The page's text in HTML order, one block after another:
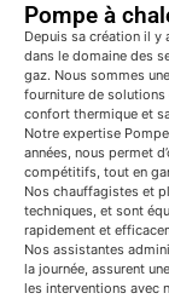
Pompe à
Depuis sa création il y
dans le domaine des
gaz. Nous sommes
fourniture de
confort thermique et
Notre expertise
années, nous permet
compétitifs, tout en
Nos chauffagistes et
techniques, et sont
rapidement et
Nos assistantes
la journée, assurent
les interventions avec